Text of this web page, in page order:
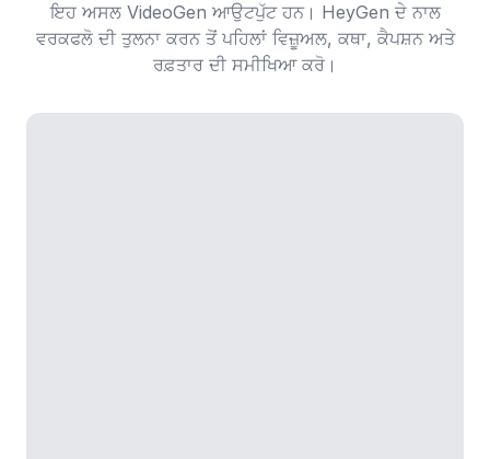
ਇਹ ਅਸਲ VideoGen ਆਉਟਪੁੱਟ ਹਨ। HeyGen ਦੇ ਨਾਲ
ਵਰਕਫਲੋ ਦੀ ਤੁਲਨਾ ਕਰਨ ਤੋਂ ਪਹਿਲਾਂ ਵਿਜ਼ੂਅਲ, ਕਥਾ, ਕੈਪਸ਼ਨ ਅਤੇ
ਰਫ਼ਤਾਰ ਦੀ ਸਮੀਖਿਆ ਕਰੋ।